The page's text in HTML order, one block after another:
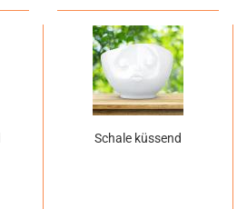
Schale küssend